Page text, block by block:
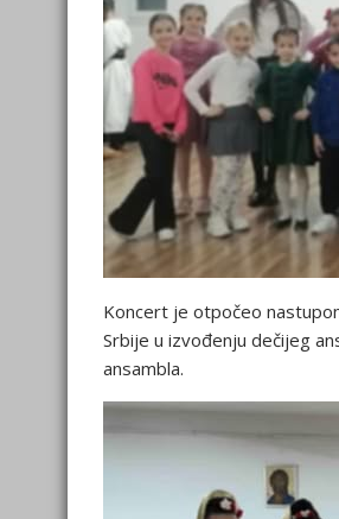
Koncert je otpočeo
Srbije u izvođenju dečijeg
ansambla.